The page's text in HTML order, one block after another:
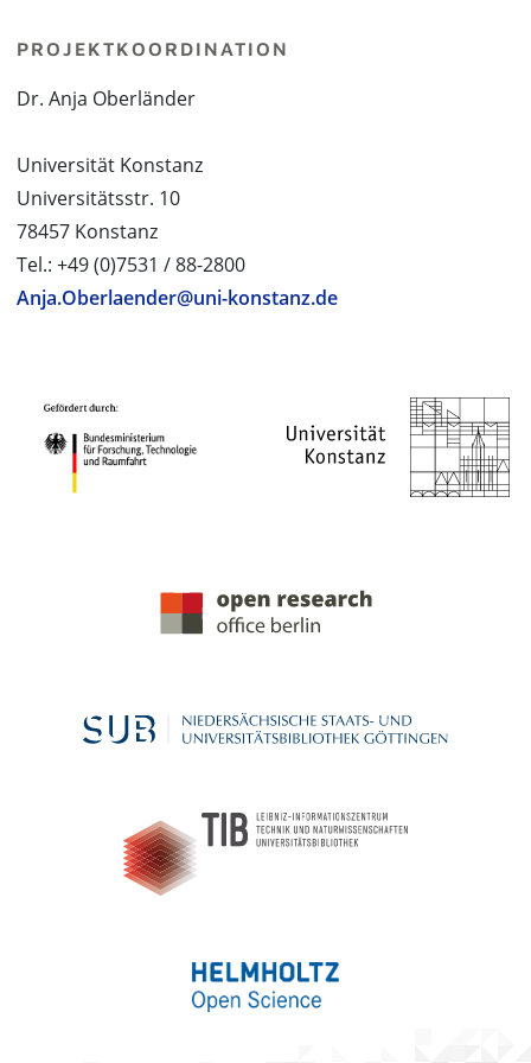
PROJEKTKOORDINATION
Dr. Anja Oberländer
Universität Konstanz
Universitätsstr. 10
78457 Konstanz
Tel.: +49 (0)7531 / 88-2800
Anja.Oberlaender@uni-konstanz.de